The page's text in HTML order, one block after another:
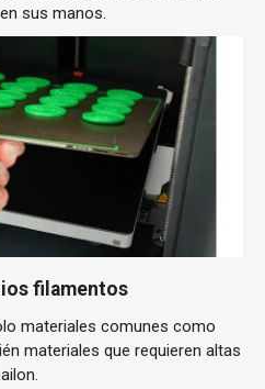
sus manos.
filamentos
materiales comunes como
materiales que requieren altas